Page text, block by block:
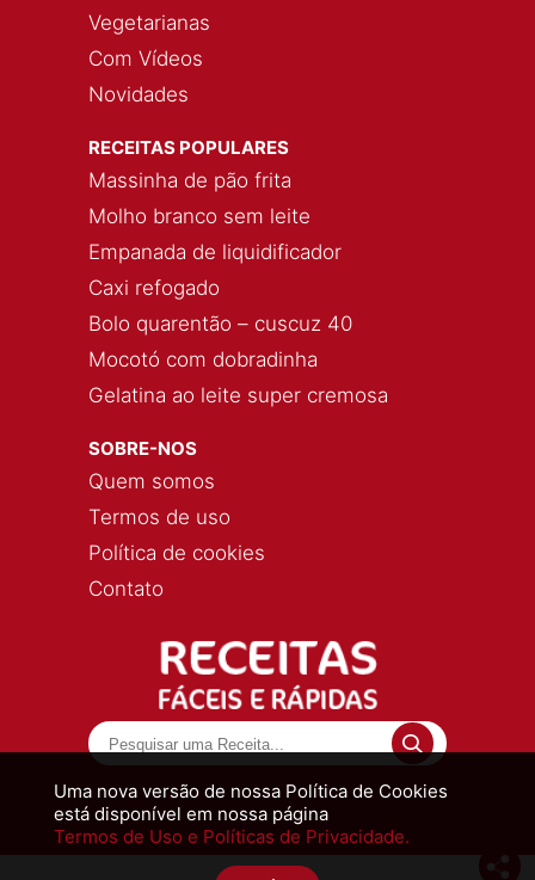
Uma nova versão de nossa Política de Cookies
está disponível em nossa página
Termos de Uso e Políticas de Privacidade.
Vegetarianas
Com Vídeos
Novidades
RECEITAS POPULARES
Massinha de pão frita
Molho branco sem leite
Empanada de liquidificador
Caxi refogado
Bolo quarentão – cuscuz 40
Mocotó com dobradinha
Gelatina ao leite super cremosa
SOBRE-NOS
Quem somos
Termos de uso
Política de cookies
Contato